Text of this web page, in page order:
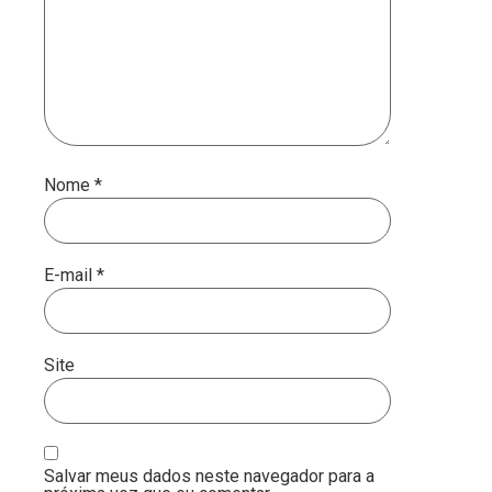
Nome *
E-mail *
Site
Salvar meus dados neste navegador para a